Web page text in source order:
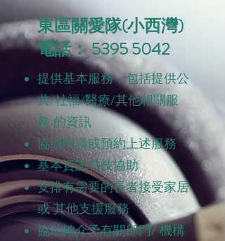
東區關愛隊(小西灣)
電話： 5395 5042
提供基本服務，包括提供公
共/社福/醫療/其他相關服
務 的資訊
協助申請或預約上述服務
基本資訊科技協助
安排有需要的長者接受家居
或 其他支援服務
協助轉介予有關部門/ 機構